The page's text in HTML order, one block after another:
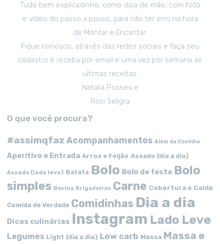
Tudo bem explicadinho, como dica de mãe, com foto
e vídeo do passo a passo, para não ter erro na hora
de Montar e Encantar.
Fique conosco, através das redes sociais e faça seu
cadastro e receba por email e uma vez por semana as
ultimas receitas.
Natalia Posses e
Rosi Seligra
O que você procura?
#assimqfaz Acompanhamentos Além da Cozinha
Aperitivo e Entrada Arroz e Feijão Assado (dia a dia)
Assado (lado leve) Batata Bolo Bolo de festa Bolo
simples Bovina Brigadeiros Carne Cobertura e Calda
Comida de Verdade Comidinhas Dia a dia
Dicas culinárias Instagram Lado Leve
Legumes Light (dia a dia) Low carb Massa Massa e